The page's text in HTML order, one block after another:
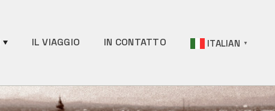
IL VIAGGIO IN CONTATTO ITALIAN ▼